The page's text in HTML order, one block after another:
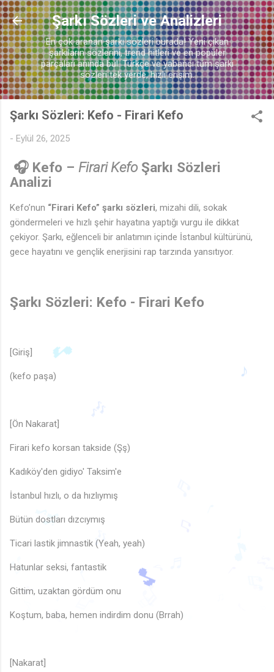
Ana içeriğe atla
Şarkı Sözleri ve Analizleri
En çok aranan şarkı sözleri burada! Yeni çıkan
şarkıların sözlerini, trend hitleri ve en popüler
parçaları anında bul. Türkçe ve yabancı tüm şarkı
sözleri tek yerde, hızlı erişim.
Şarkı Sözleri: Kefo - Firari Kefo
- Eylül 26, 2025
🎧 Kefo – Firari Kefo Şarkı Sözleri
Analizi
Kefo’nun “Firari Kefo” şarkı sözleri, mizahi dili, sokak
göndermeleri ve hızlı şehir hayatına yaptığı vurgu ile dikkat
çekiyor. Şarkı, eğlenceli bir anlatımın içinde İstanbul kültürünü,
gece hayatını ve gençlik enerjisini rap tarzında yansıtıyor.
Şarkı Sözleri: Kefo - Firari Kefo
[Giriş]
(kefo paşa)
[Ön Nakarat]
Firari kefo korsan takside (Şş)
Kadıköy'den gidiyo' Taksim'e
İstanbul hızlı, o da hızlıymış
Bütün dostları dızcıymış
Ticari lastik jimnastik (Yeah, yeah)
Hatunlar seksi, fantastik
Gittim, uzaktan gördüm onu
Koştum, baba, hemen indirdim donu (Brrah)
[Nakarat]
♬
♪
♫
♪🎵
🎶 ♬
🎶
♬ ♬
🎶
♩
🎵
🎶